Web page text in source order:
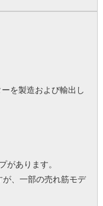
を製造および輸出し
があります。
、一部の売れ筋モデ